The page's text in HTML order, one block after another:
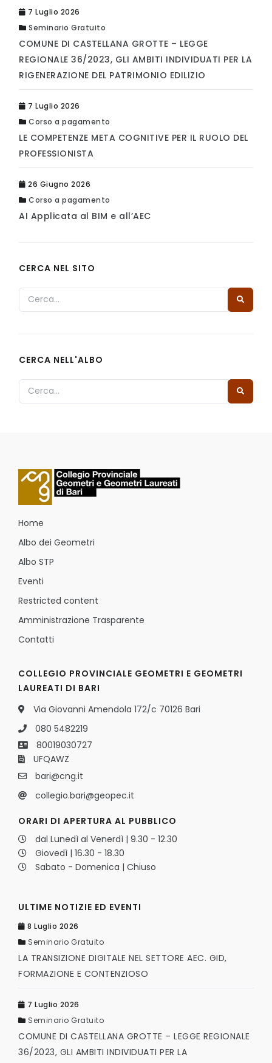
7 Luglio 2026
Seminario Gratuito
COMUNE DI CASTELLANA GROTTE – LEGGE
REGIONALE 36/2023, GLI AMBITI INDIVIDUATI PER LA
RIGENERAZIONE DEL PATRIMONIO EDILIZIO
7 Luglio 2026
Corso a pagamento
LE COMPETENZE META COGNITIVE PER IL RUOLO DEL
PROFESSIONISTA
26 Giugno 2026
Corso a pagamento
AI Applicata al BIM e all’AEC
CERCA NEL SITO
CERCA NELL'ALBO
Home
Albo dei Geometri
Albo STP
Eventi
Restricted content
Amministrazione Trasparente
Contatti
COLLEGIO PROVINCIALE GEOMETRI E GEOMETRI
LAUREATI DI BARI
Via Giovanni Amendola 172/c 70126 Bari
080 5482219
80019030727
UFQAWZ
bari@cng.it
collegio.bari@geopec.it
ORARI DI APERTURA AL PUBBLICO
dal Lunedì al Venerdì | 9.30 - 12.30
Giovedì | 16.30 - 18.30
Sabato - Domenica | Chiuso
ULTIME NOTIZIE ED EVENTI
8 Luglio 2026
Seminario Gratuito
LA TRANSIZIONE DIGITALE NEL SETTORE AEC. GID,
FORMAZIONE E CONTENZIOSO
7 Luglio 2026
Seminario Gratuito
COMUNE DI CASTELLANA GROTTE – LEGGE REGIONALE
36/2023, GLI AMBITI INDIVIDUATI PER LA